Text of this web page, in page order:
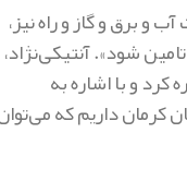
و برق و گاز و راه نیز،
شود». آنتیکی‌نژاد،
فولاد کشور برای ۵۵ میلیون تن اشاره کرد و با اشاره به
کرمان داریم که